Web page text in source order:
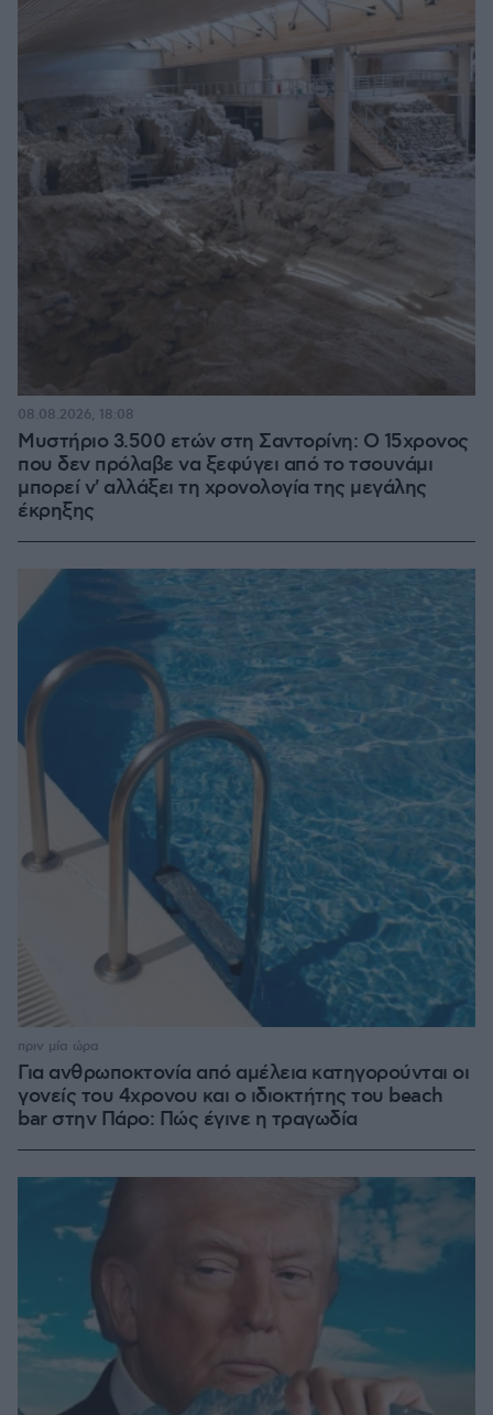
Μυστήριο 3.500 ετών στη Σαντορίνη: Ο 15χρονος
που δεν πρόλαβε να ξεφύγει από το τσουνάμι
μπορεί ν' αλλάξει τη χρονολογία της μεγάλης
έκρηξης
08.08.2026, 18:08
Για ανθρωποκτονία από αμέλεια κατηγορούνται οι
γονείς του 4χρονου και ο ιδιοκτήτης του beach
bar στην Πάρο: Πώς έγινε η τραγωδία
πριν μία ώρα